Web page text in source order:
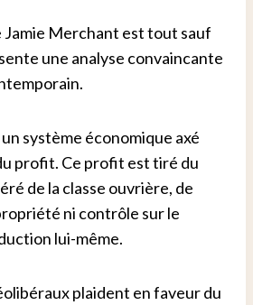
Jamie Merchant est tout sauf
une analyse convaincante
système économique axé
profit. Ce profit est tiré du
de la classe ouvrière, de
ni contrôle sur le
lui-même.
plaident en faveur du